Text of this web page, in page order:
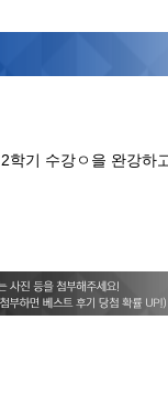
학기 수강ㅇ을 완강하